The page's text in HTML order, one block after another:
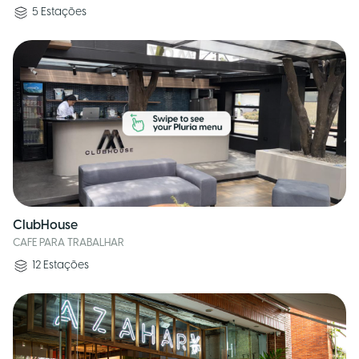
5 Estações
ClubHouse
CAFE PARA TRABALHAR
12 Estações